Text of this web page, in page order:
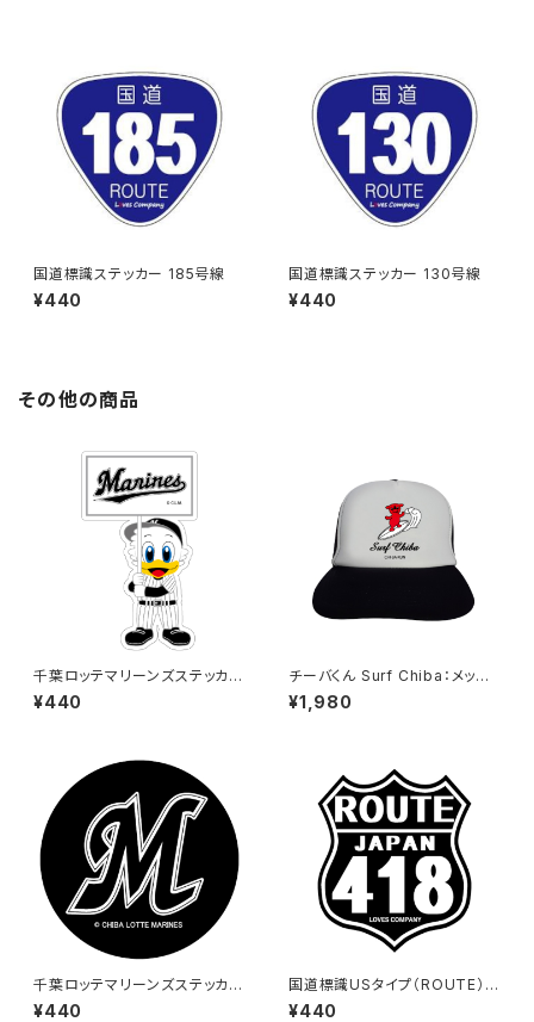
国道標識ステッカー 185号線
¥440
国道標識ステッカー 130号線
¥440
その他の商品
千葉ロッテマリーンズステッカー
12
¥440
チーバくん Surf Chiba：メッシ
ュキャップ（Aホワイト）
¥1,980
千葉ロッテマリーンズステッカー
6
¥440
国道標識USタイプ（ROUTE）ス
テッカー 418号線（ブラック）
¥440